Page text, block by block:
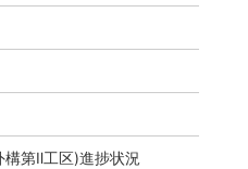
第Ⅱ工区)進捗状況